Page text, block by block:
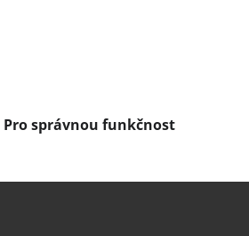
Pro správnou funkčnost